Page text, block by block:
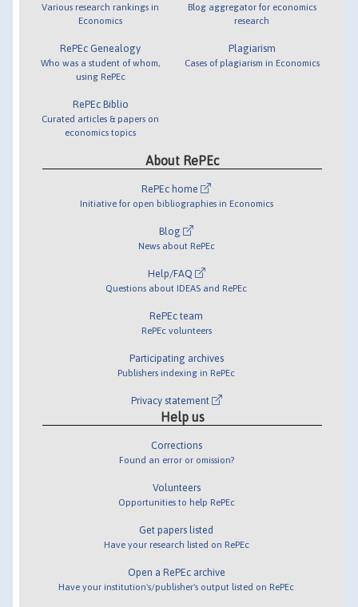
Various research rankings in
Economics
RePEc Genealogy
Who was a student of whom,
using RePEc
RePEc Biblio
Curated articles & papers on
economics topics
Blog aggregator for economics
research
Plagiarism
Cases of plagiarism in Economics
About RePEc
RePEc home
Initiative for open bibliographies in Economics
Blog
News about RePEc
Help/FAQ
Questions about IDEAS and RePEc
RePEc team
RePEc volunteers
Participating archives
Publishers indexing in RePEc
Privacy statement
Help us
Corrections
Found an error or omission?
Volunteers
Opportunities to help RePEc
Get papers listed
Have your research listed on RePEc
Open a RePEc archive
Have your institution's/publisher's output listed on RePEc